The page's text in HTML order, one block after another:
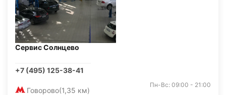
Сервис Солнцево
+7 (495) 125-38-41
Говорово(1,35 км)
Пн-Вс: 09:00 - 21:00